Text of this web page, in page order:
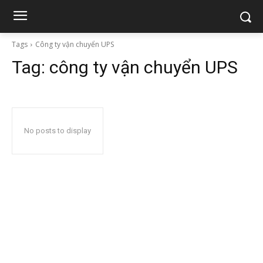
Tags Công ty vận chuyển UPS
Tag: công ty vận chuyển UPS
No posts to display